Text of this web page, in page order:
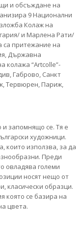
и обсъждане на
9 Национални
Колаж на
и Марлена Рати/
са притежание на
Държавна
колажа “Artcolle”-
Габрово, Санкт
Тервюрен, Париж,
запомнящо се. Тя е
художници.
които използва, за да
Преди
овладява големи
носят нещо от
класически образци.
която се базира на
цвета.